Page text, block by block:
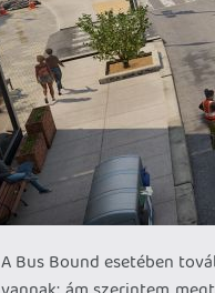
A Bus Bound esetében